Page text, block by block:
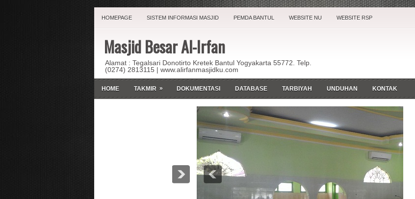
HOMEPAGE SISTEM INFORMASI MASJID PEMDA BANTUL WEBSITE NU WEBSITE RSP
Masjid Besar Al-Irfan
Alamat : Tegalsari Donotirto Kretek Bantul Yogyakarta 55772. Telp.
(0274) 2813115 | www.alirfanmasjidku.com
HOME TAKMIR » DOKUMENTASI DATABASE TARBIYAH UNDUHAN KONTAK